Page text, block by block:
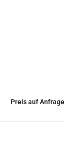
Preis auf Anfrage